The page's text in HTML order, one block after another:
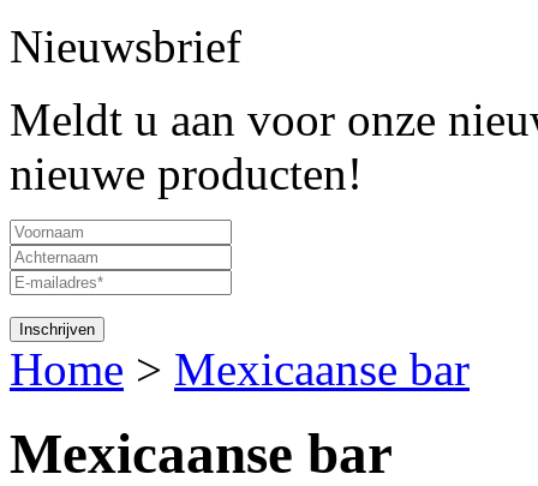
Nieuwsbrief
Meldt u aan voor onze
nieuwe producten!
Home > Mexicaanse bar
Mexicaanse bar